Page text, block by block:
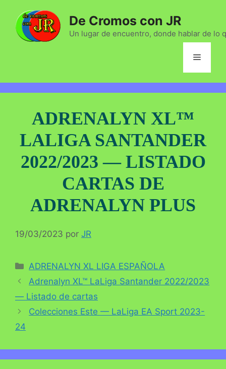
contenido
De Cromos con JR
Un lugar de encuentro, donde hablar de lo
Menú
ADRENALYN XL™
LALIGA SANTANDER
2022/2023 — LISTADO
CARTAS DE
ADRENALYN PLUS
19/03/2023 por JR
Categorías
ADRENALYN XL LIGA ESPAÑOLA
Adrenalyn XL™ LaLiga Santander 2022/2023
— Listado de cartas
Colecciones Este — LaLiga EA Sport 2023-
24